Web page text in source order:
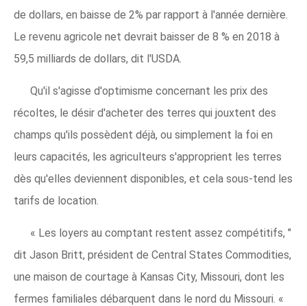
de dollars, en baisse de 2% par rapport à l'année dernière.
Le revenu agricole net devrait baisser de 8 % en 2018 à
59,5 milliards de dollars, dit l'USDA.
Qu'il s'agisse d'optimisme concernant les prix des
récoltes, le désir d'acheter des terres qui jouxtent des
champs qu'ils possèdent déjà, ou simplement la foi en
leurs capacités, les agriculteurs s'approprient les terres
dès qu'elles deviennent disponibles, et cela sous-tend les
tarifs de location.
« Les loyers au comptant restent assez compétitifs, "
dit Jason Britt, président de Central States Commodities,
une maison de courtage à Kansas City, Missouri, dont les
fermes familiales débarquent dans le nord du Missouri. «